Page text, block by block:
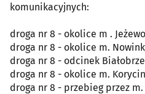
komunikacyjnych:
droga nr 8 - okolice m .
droga nr 8 - okolice m.
droga nr 8 - odcinek
droga nr 8 - okolice m.
droga nr 8 - przebieg przez m.